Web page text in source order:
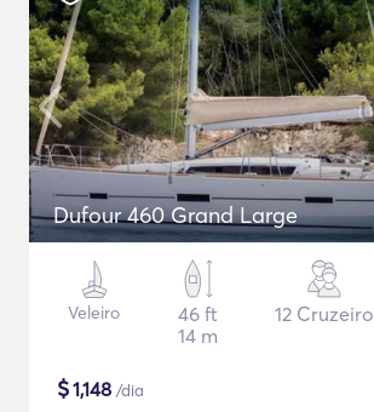
Dufour 460 Grand Large
Veleiro
46 ft
14 m
12 Cruzeiro
$1,148 /dia